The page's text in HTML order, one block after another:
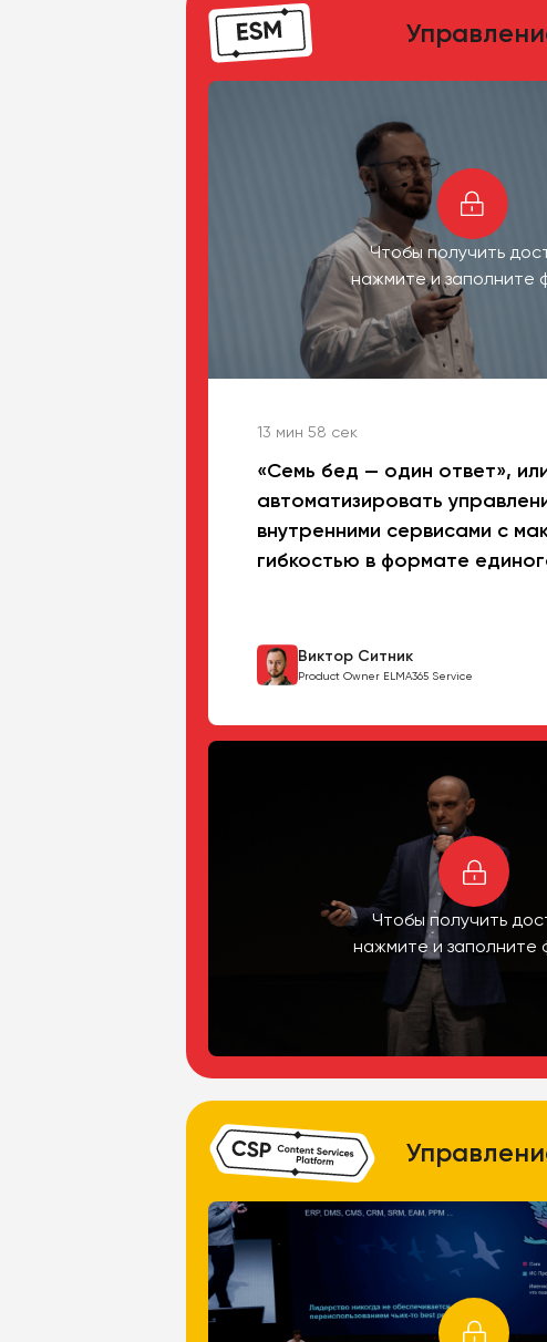
Чтобы получить
нажмите и заполните
13 мин 58 сек
«Семь бед — один ответ»,
автоматизировать
внутренними сервисами с
гибкостью в формате
Виктор Ситник
Product Owner ELMA365 Service
Чтобы получить
нажмите и заполните